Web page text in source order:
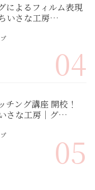
によるフィルム表現
いさな工房…
04
チング講座 開校！
さな工房｜グ…
05